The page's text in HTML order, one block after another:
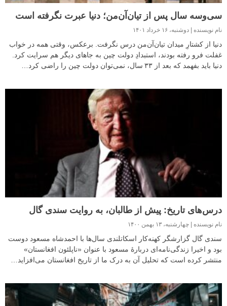
سی‌وسه سال پس از تیان‌آن‌من؛ دنیا عبرت نگرفته است
نام نویسنده دوشنبه، ۱۶ خرداد ۱۴۰۱
دنیا از کشتارِ میدان تیان‌آن‌من درس نگرفت. برعکس، وقتی همه در خواب
غفلت فرو رفته بودند، استبدادِ دولت چین به جاهای دیگر هم سرایت کرد.
دنیا باید بفهمد که بعد از ۳۳ سال، نمی‌توان دولت چین را راضی کرد…
درس‌های تاریخ: پیش از طالبان، به روایت سندی گال
نام نویسنده چهارشنبه، ۱۳ بهمن ۱۴۰۰
سندی گال گزارشگر کهنه‌کار اسکاتلندی سال‌ها با احمدشاه مسعود دوست
بود و اخیرا زندگی‌نامه‌ای دربارهٔ مسعود با عنوان «ناپلئون افغانستان»
منتشر کرده است که تحلیل آن به درک ما از تاریخ افغانستان می‌افزاید…‏